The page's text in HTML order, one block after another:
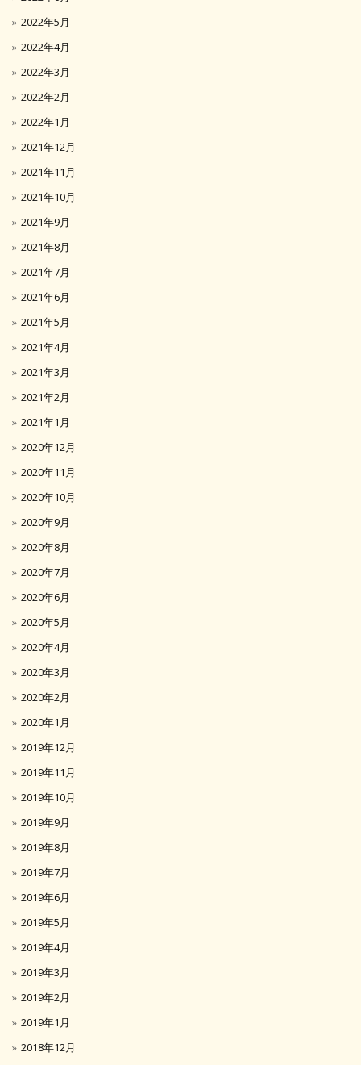
2022年5月
2022年4月
2022年3月
2022年2月
2022年1月
2021年12月
2021年11月
2021年10月
2021年9月
2021年8月
2021年7月
2021年6月
2021年5月
2021年4月
2021年3月
2021年2月
2021年1月
2020年12月
2020年11月
2020年10月
2020年9月
2020年8月
2020年7月
2020年6月
2020年5月
2020年4月
2020年3月
2020年2月
2020年1月
2019年12月
2019年11月
2019年10月
2019年9月
2019年8月
2019年7月
2019年6月
2019年5月
2019年4月
2019年3月
2019年2月
2019年1月
2018年12月